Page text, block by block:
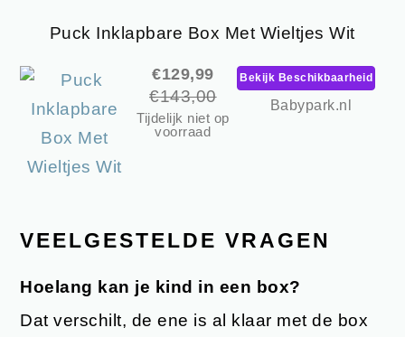
Puck Inklapbare Box Met Wieltjes Wit
€129,99
€143,00
Tijdelijk niet op
voorraad
Bekijk Beschikbaarheid
Babypark.nl
VEELGESTELDE VRAGEN
Hoelang kan je kind in een box?
Dat verschilt, de ene is al klaar met de box